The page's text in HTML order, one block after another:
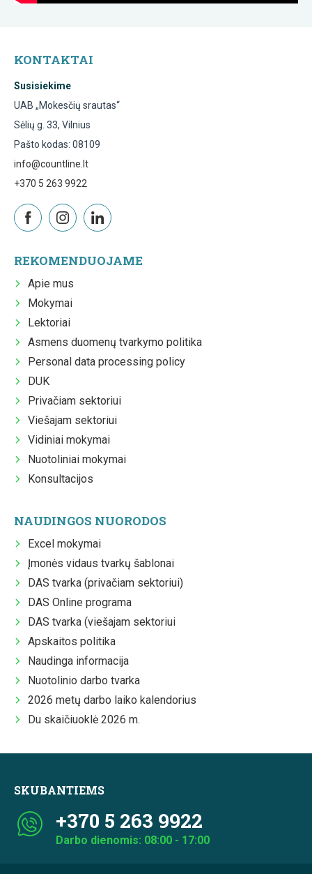
KONTAKTAI
Susisiekime
UAB „Mokesčių srautas“
Sėlių g. 33, Vilnius
Pašto kodas: 08109
info@countline.lt
+370 5 263 9922
REKOMENDUOJAME
Apie mus
Mokymai
Lektoriai
Asmens duomenų tvarkymo politika
Personal data processing policy
DUK
Privačiam sektoriui
Viešajam sektoriui
Vidiniai mokymai
Nuotoliniai mokymai
Konsultacijos
NAUDINGOS NUORODOS
Excel mokymai
Įmonės vidaus tvarkų šablonai
DAS tvarka (privačiam sektoriui)
DAS Online programa
DAS tvarka (viešajam sektoriui
Apskaitos politika
Naudinga informacija
Nuotolinio darbo tvarka
2026 metų darbo laiko kalendorius
Du skaičiuoklė 2026 m.
SKUBANTIEMS
+370 5 263 9922
Darbo dienomis: 08:00 - 17:00